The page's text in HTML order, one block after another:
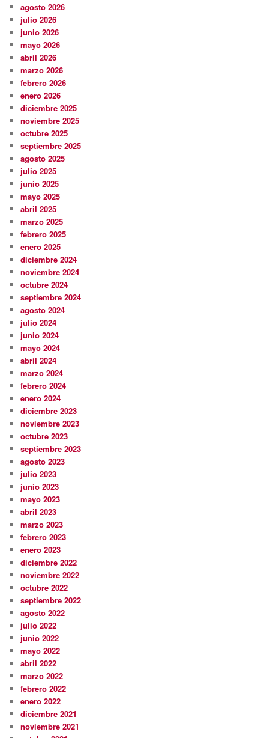
agosto 2026
julio 2026
junio 2026
mayo 2026
abril 2026
marzo 2026
febrero 2026
enero 2026
diciembre 2025
noviembre 2025
octubre 2025
septiembre 2025
agosto 2025
julio 2025
junio 2025
mayo 2025
abril 2025
marzo 2025
febrero 2025
enero 2025
diciembre 2024
noviembre 2024
octubre 2024
septiembre 2024
agosto 2024
julio 2024
junio 2024
mayo 2024
abril 2024
marzo 2024
febrero 2024
enero 2024
diciembre 2023
noviembre 2023
octubre 2023
septiembre 2023
agosto 2023
julio 2023
junio 2023
mayo 2023
abril 2023
marzo 2023
febrero 2023
enero 2023
diciembre 2022
noviembre 2022
octubre 2022
septiembre 2022
agosto 2022
julio 2022
junio 2022
mayo 2022
abril 2022
marzo 2022
febrero 2022
enero 2022
diciembre 2021
noviembre 2021